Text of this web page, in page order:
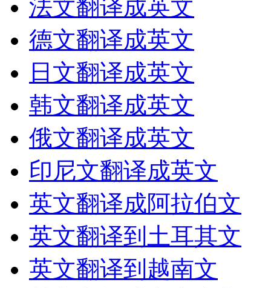
法文翻译成英文
德文翻译成英文
日文翻译成英文
韩文翻译成英文
俄文翻译成英文
印尼文翻译成英文
英文翻译成阿拉伯文
英文翻译到土耳其文
英文翻译到越南文